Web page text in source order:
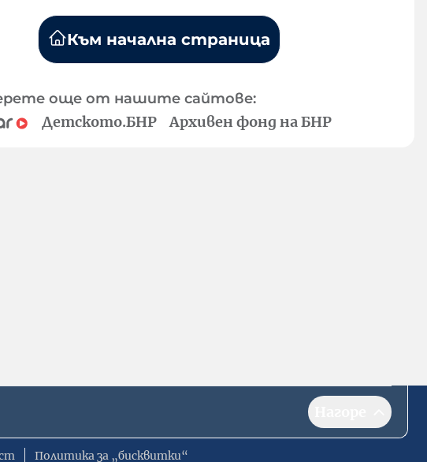
Към начална страница
още от нашите сайтове:
Детското.БНР Архивен фонд на БНР
Политика за „бисквитки“